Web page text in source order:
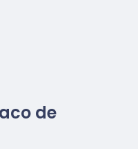
de